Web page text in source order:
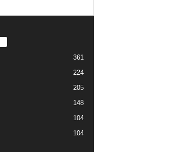
361
224
205
148
104
104